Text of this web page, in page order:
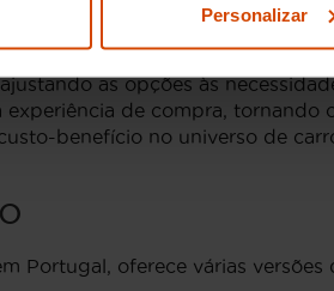
Personalizar
de automóveis usados,
de adquirir um Dacia Sandero
as opções às
de compra,
benefício no universo de
Portugal, oferece várias